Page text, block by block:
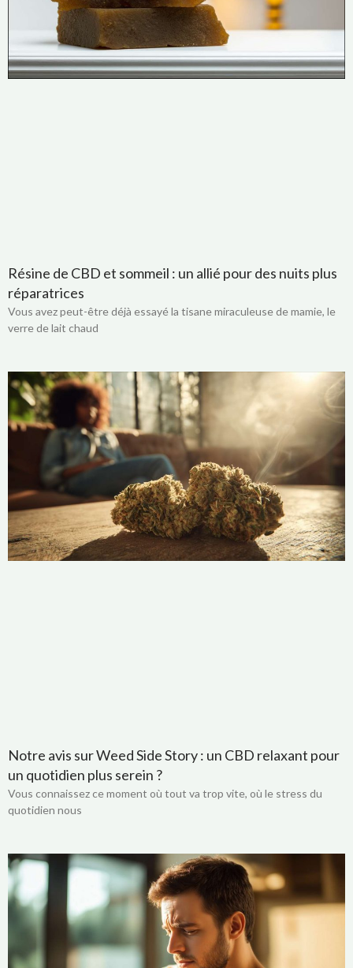
Résine de CBD et sommeil : un allié pour des nuits plus
réparatrices
Vous avez peut-être déjà essayé la tisane miraculeuse de mamie, le
verre de lait chaud
Notre avis sur Weed Side Story : un CBD relaxant pour
un quotidien plus serein ?
Vous connaissez ce moment où tout va trop vite, où le stress du
quotidien nous